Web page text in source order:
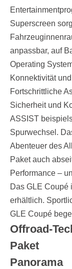
Superscreen
anpassbar, auf
Operating
Konnektivität
Fortschrittliche
Sicherheit und
ASSIST
Spurwechsel.
Abenteuer des
Paket auch
Performance –
Das GLE Coupé
erhältlich.
GLE Coupé
Offroad-
Paket
Panorama